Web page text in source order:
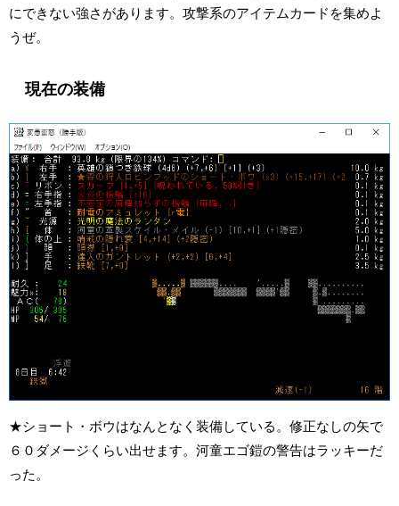
にできない強さがあります。攻撃系のアイテムカードを集めよ
うぜ。
現在の装備
★ショート・ボウはなんとなく装備している。修正なしの矢で
６０ダメージくらい出せます。河童エゴ鎧の警告はラッキーだ
った。